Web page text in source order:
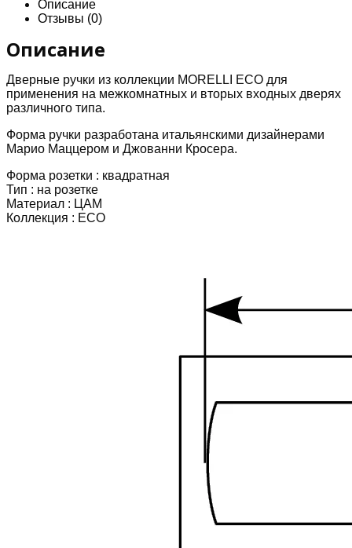
NERO
на
квадратной
цвет
черный,
ЦАМ
Описание
Отзывы (0)
Описание
Дверные ручки из коллекции MORELLI ECO для
применения на межкомнатных и вторых входных дверях
различного типа.
Форма ручки разработана итальянскими дизайнерами
Марио Маццером и Джованни Кросера.
Форма розетки : квадратная
Тип : на розетке
Материал : ЦАМ
Коллекция : ECO